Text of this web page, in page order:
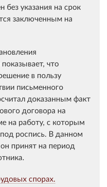
без указания на срок
заключенным на
что
в пользу
письменного
доказанным факт
договора на
на работу, с которым
роспись. В данном
принят на период
спорах.